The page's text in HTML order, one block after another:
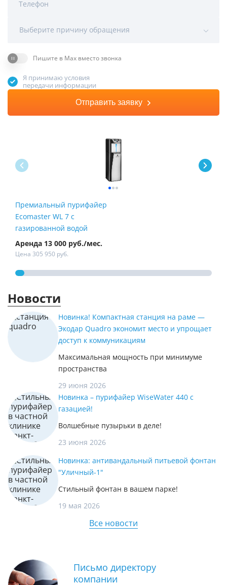
Телефон
Выберите причину обращения
Пишите в Max вместо звонка
Я принимаю условия
передачи информации
Отправить заявку
Премиальный пурифайер
Ecomaster WL 7 с
газированной водой
Аренда 13 000 руб./мес.
Цена 305 950 руб.
Новости
Новинка! Компактная станция на раме —
Экодар Quadro экономит место и упрощает
доступ к коммуникациям
Максимальная мощность при минимуме
пространства
29 июня 2026
Новинка – пурифайер WiseWater 440 с
газацией!
Волшебные пузырьки в деле!
23 июня 2026
Новинка: антивандальный питьевой фонтан
"Уличный-1"
Стильный фонтан в вашем парке!
19 мая 2026
Все новости
Письмо директору
компании